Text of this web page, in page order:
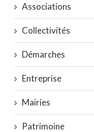
Associations
Collectivités
Démarches
Entreprise
Mairies
Patrimoine